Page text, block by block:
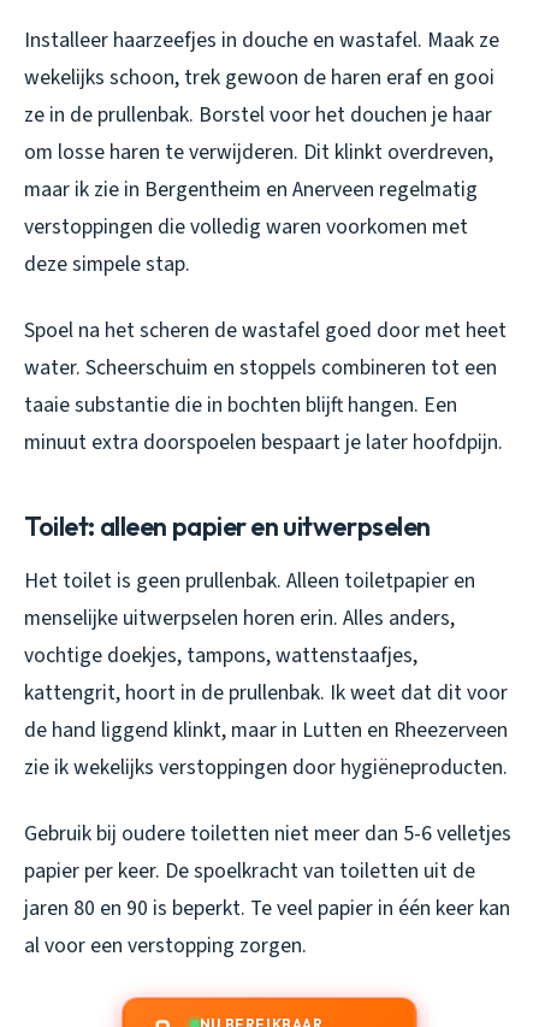
Installeer haarzeefjes in douche en wastafel. Maak ze
wekelijks schoon, trek gewoon de haren eraf en gooi
ze in de prullenbak. Borstel voor het douchen je haar
om losse haren te verwijderen. Dit klinkt overdreven,
maar ik zie in Bergentheim en Anerveen regelmatig
verstoppingen die volledig waren voorkomen met
deze simpele stap.
Spoel na het scheren de wastafel goed door met heet
water. Scheerschuim en stoppels combineren tot een
taaie substantie die in bochten blijft hangen. Een
minuut extra doorspoelen bespaart je later hoofdpijn.
Toilet: alleen papier en uitwerpselen
Het toilet is geen prullenbak. Alleen toiletpapier en
menselijke uitwerpselen horen erin. Alles anders,
vochtige doekjes, tampons, wattenstaafjes,
kattengrit, hoort in de prullenbak. Ik weet dat dit voor
de hand liggend klinkt, maar in Lutten en Rheezerveen
zie ik wekelijks verstoppingen door hygiëneproducten.
Gebruik bij oudere toiletten niet meer dan 5-6 velletjes
papier per keer. De spoelkracht van toiletten uit de
jaren 80 en 90 is beperkt. Te veel papier in één keer kan
al voor een verstopping zorgen.